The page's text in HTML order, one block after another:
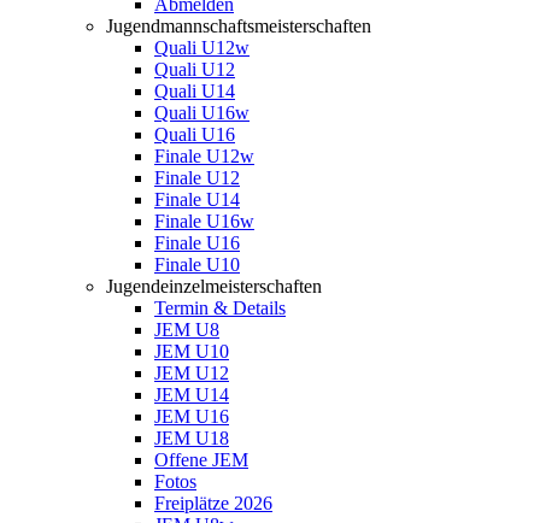
Abmelden
Jugendmannschaftsmeisterschaften
Quali U12w
Quali U12
Quali U14
Quali U16w
Quali U16
Finale U12w
Finale U12
Finale U14
Finale U16w
Finale U16
Finale U10
Jugendeinzelmeisterschaften
Termin & Details
JEM U8
JEM U10
JEM U12
JEM U14
JEM U16
JEM U18
Offene JEM
Fotos
Freiplätze 2026